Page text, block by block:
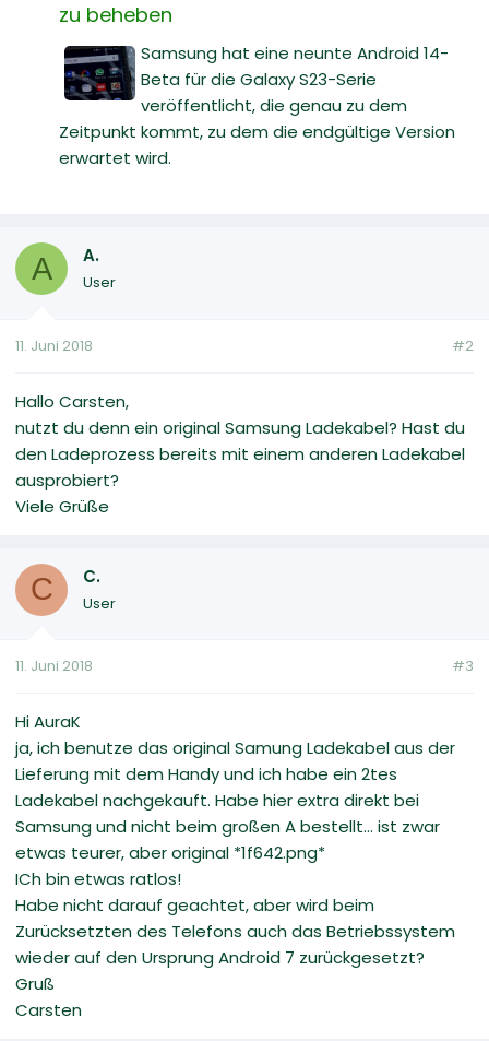
zu beheben
Samsung hat eine neunte Android 14-
Beta für die Galaxy S23-Serie
veröffentlicht, die genau zu dem
Zeitpunkt kommt, zu dem die endgültige Version
erwartet wird.
A A.
User
11. Juni 2018 #2
Hallo Carsten,
nutzt du denn ein original Samsung Ladekabel? Hast du
den Ladeprozess bereits mit einem anderen Ladekabel
ausprobiert?
Viele Grüße
C C.
User
11. Juni 2018 #3
Hi AuraK
ja, ich benutze das original Samung Ladekabel aus der
Lieferung mit dem Handy und ich habe ein 2tes
Ladekabel nachgekauft. Habe hier extra direkt bei
Samsung und nicht beim großen A bestellt... ist zwar
etwas teurer, aber original *1f642.png*
ICh bin etwas ratlos!
Habe nicht darauf geachtet, aber wird beim
Zurücksetzten des Telefons auch das Betriebssystem
wieder auf den Ursprung Android 7 zurückgesetzt?
Gruß
Carsten